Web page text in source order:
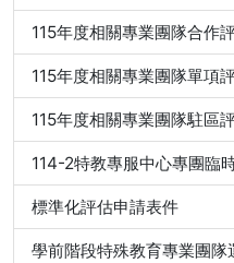
115年度相關專業團隊合作
115年度相關專業團隊單項
115年度相關專業團隊駐區
114-2特教專服中心專團臨
標準化評估申請表件
學前階段特殊教育專業團隊